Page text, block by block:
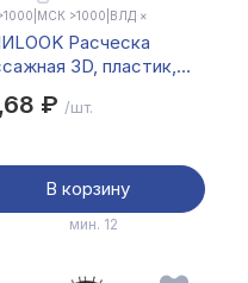
МСК >1000 ВЛД ×
Расческа
3D, пластик,
₽ /шт.
В корзину
мин. 12